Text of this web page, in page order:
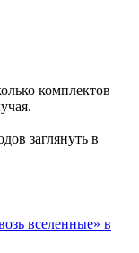
комплектов —
заглянуть в